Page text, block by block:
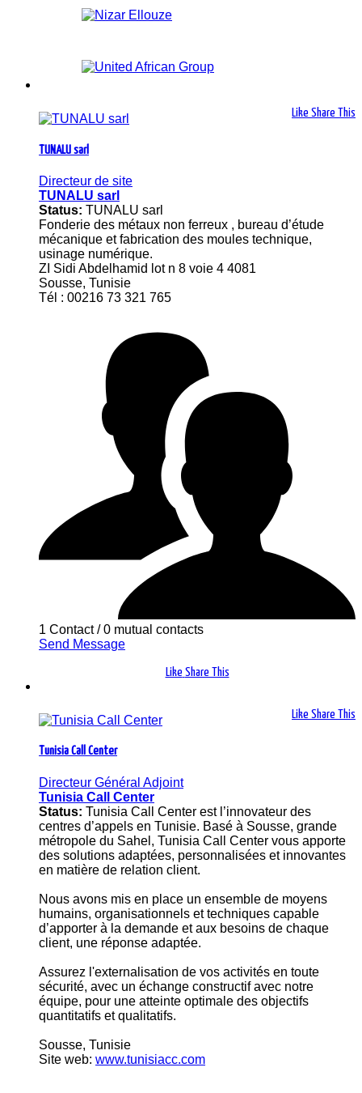
Like Share This
TUNALU sarl
Directeur de site
TUNALU sarl
Status: TUNALU sarl
Fonderie des métaux non ferreux , bureau d’étude
mécanique et fabrication des moules technique,
usinage numérique.
ZI Sidi Abdelhamid lot n 8 voie 4 4081
Sousse, Tunisie
Tél : 00216 73 321 765
1 Contact/0 mutual contacts
Send Message
Like Share This
Like Share This
Tunisia Call Center
Directeur Général Adjoint
Tunisia Call Center
Status: Tunisia Call Center est l’innovateur des
centres d’appels en Tunisie. Basé à Sousse, grande
métropole du Sahel, Tunisia Call Center vous apporte
des solutions adaptées, personnalisées et innovantes
en matière de relation client.
Nous avons mis en place un ensemble de moyens
humains, organisationnels et techniques capable
d’apporter à la demande et aux besoins de chaque
client, une réponse adaptée.
Assurez l'externalisation de vos activités en toute
sécurité, avec un échange constructif avec notre
équipe, pour une atteinte optimale des objectifs
quantitatifs et qualitatifs.
Sousse, Tunisie
Site web: www.tunisiacc.com